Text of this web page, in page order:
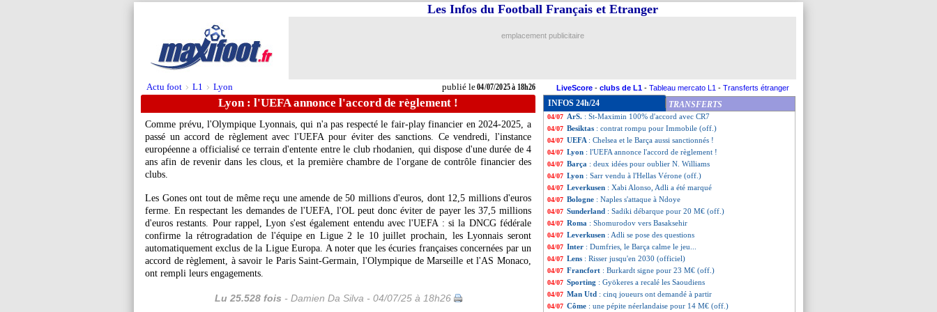
Actu foot > L1 > Lyon publié le04/07/2025 à 18h26
Les Infos du Football Français et Etranger
emplacement publicitaire
LiveScore - clubs de L1 - Tableau mercato L1 - Transferts étranger
Lyon : l'UEFA annonce l'accord de règlement !
Comme prévu, l'Olympique Lyonnais, qui n'a pas respecté le fair-play financier en 2024-2025, a
passé un accord de règlement avec l'UEFA pour éviter des sanctions. Ce vendredi, l'instance
européenne a officialisé ce terrain d'entente entre le club rhodanien, qui dispose d'une durée de 4
ans afin de revenir dans les clous, et la première chambre de l'organe de contrôle financier des
clubs.
Les Gones ont tout de même reçu une amende de 50 millions d'euros, dont 12,5 millions d'euros
ferme. En respectant les demandes de l'UEFA, l'OL peut donc éviter de payer les 37,5 millions
d'euros restants. Pour rappel, Lyon s'est également entendu avec l'UEFA : si la DNCG fédérale
confirme la rétrogradation de l'équipe en Ligue 2 le 10 juillet prochain, les Lyonnais seront
automatiquement exclus de la Ligue Europa. A noter que les écuries françaises concernées par un
accord de règlement, à savoir le Paris Saint-Germain, l'Olympique de Marseille et l'AS Monaco,
ont rempli leurs engagements.
Lu 25.528 fois - Damien Da Silva - 04/07/25 à 18h26
INFOS 24h/24 TRANSFERTS
04/07 OM: Angel Gomes a bien signé (officiel)
04/07 Flamengo
04/07 PSG: Bayern, Dembélé de retour dans le XI ?
04/07 Real: Gonzalo Garcia, un avenir incertain
04/07 ArS. : St-Maximin 100% d'accord avec CR7
04/07 Besiktas : contrat rompu pour Immobile (off.)
04/07 UEFA : Chelsea et le Barça aussi sanctionnés !
04/07 Lyon : l'UEFA annonce l'accord de règlement !
04/07 Barça : deux idées pour oublier N. Williams
04/07 Lyon : Sarr vendu à l'Hellas Vérone (off.)
04/07 Leverkusen : Xabi Alonso, Adli a été marqué
04/07 Bologne : Naples s'attaque à Ndoye
04/07 Sunderland : Sadiki débarque pour 20 M€ (off.)
04/07 Roma : Shomurodov vers Basaksehir
04/07 Leverkusen : Adli se pose des questions
04/07 Inter : Dumfries, le Barça calme le jeu...
04/07 Lens : Risser jusqu'en 2030 (officiel)
04/07 Francfort : Burkardt signe pour 23 M€ (off.)
04/07 Sporting : Gyökeres a recalé les Saoudiens
04/07 Man Utd : cinq joueurs ont demandé à partir
04/07 Côme : une pépite néerlandaise pour 14 M€ (off.)